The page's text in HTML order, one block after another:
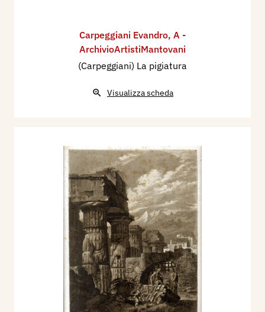
Carpeggiani Evandro, A -
ArchivioArtistiMantovani
(Carpeggiani) La pigiatura
Visualizza scheda